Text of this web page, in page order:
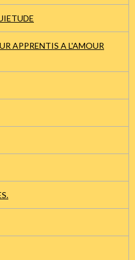
APPRENTIS A L'AMOUR